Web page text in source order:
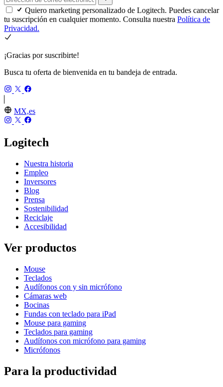
Quiero marketing personalizado de Logitech. Puedes cancelar
tu suscripción en cualquier momento. Consulta nuestra Política de
Privacidad.
¡Gracias por suscribirte!
Busca tu oferta de bienvenida en tu bandeja de entrada.
MX,es
Logitech
Nuestra historia
Empleo
Inversores
Blog
Prensa
Sostenibilidad
Reciclaje
Accesibilidad
Ver productos
Mouse
Teclados
Audífonos con y sin micrófono
Cámaras web
Bocinas
Fundas con teclado para iPad
Mouse para gaming
Teclados para gaming
Audífonos con micrófono para gaming
Micrófonos
Para la productividad